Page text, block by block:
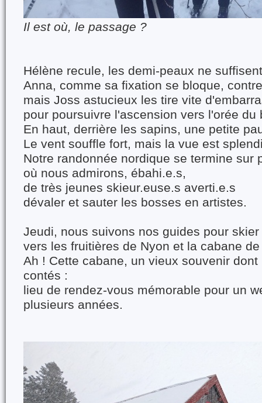
Il est où, le passage ?
Hélène recule, les demi-peaux ne
Anna, comme sa fixation se bloque,
mais Joss astucieux les tire vite
pour poursuivre l'ascension vers l'orée du
En haut, derrière les sapins, une petite
Le vent souffle fort, mais la vue est
Notre randonnée nordique se termine sur
où nous admirons, ébahi.e.s,
de très jeunes skieur.euse.s averti.e.s
dévaler et sauter les bosses en artistes.
Jeudi, nous suivons nos guides pour
vers les fruitières de Nyon et la cabane
Ah ! Cette cabane, un vieux souvenir
contés :
lieu de rendez-vous mémorable pour un
plusieurs années.